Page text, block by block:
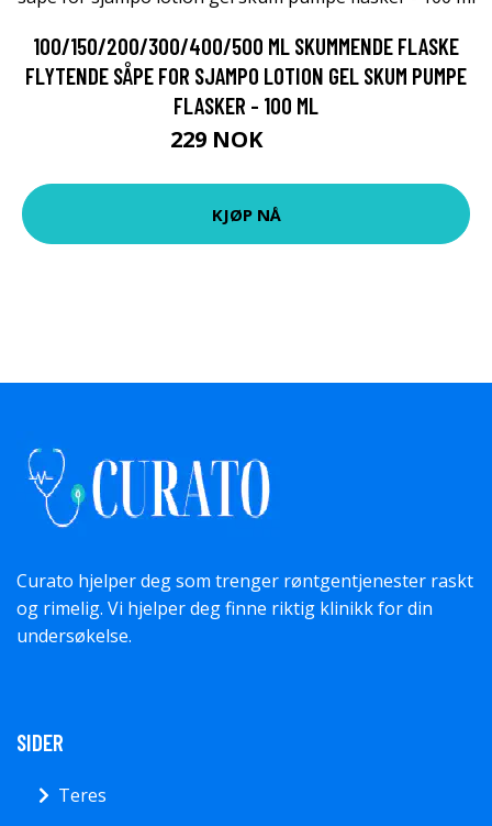
100/150/200/300/400/500 ML SKUMMENDE FLASKE
FLYTENDE SÅPE FOR SJAMPO LOTION GEL SKUM PUMPE
FLASKER - 100 ML
229 NOK
KJØP NÅ
Curato hjelper deg som trenger røntgentjenester raskt
og rimelig. Vi hjelper deg finne riktig klinikk for din
undersøkelse.
SIDER
Teres